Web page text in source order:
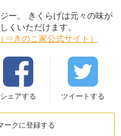
ー。 きくらげは元々の味が
くいただけます。
（⇒きのこ家公式サイト）
シェアする ツイートする
ークに登録する